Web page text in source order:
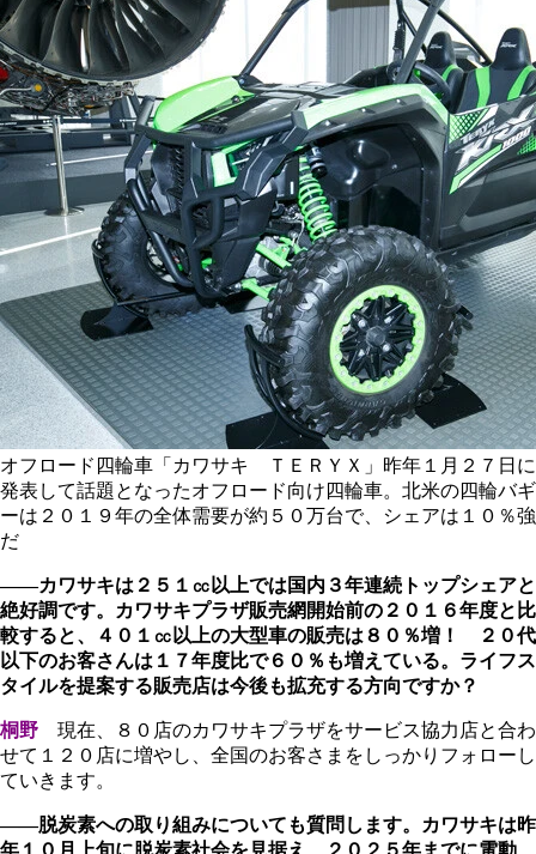
オフロード四輪車「カワサキ ＴＥＲＹＸ」昨年１月２７日に
発表して話題となったオフロード向け四輪車。北米の四輪バギ
ーは２０１９年の全体需要が約５０万台で、シェアは１０％強
だ
――カワサキは２５１㏄以上では国内３年連続トップシェアと
絶好調です。カワサキプラザ販売網開始前の２０１６年度と比
較すると、４０１㏄以上の大型車の販売は８０％増！ ２０代
以下のお客さんは１７年度比で６０％も増えている。ライフス
タイルを提案する販売店は今後も拡充する方向ですか？
桐野 現在、８０店のカワサキプラザをサービス協力店と合わ
せて１２０店に増やし、全国のお客さまをしっかりフォローし
ていきます。
――脱炭素への取り組みについても質問します。カワサキは昨
年１０月上旬に脱炭素社会を見据え、２０２５年までに電動、